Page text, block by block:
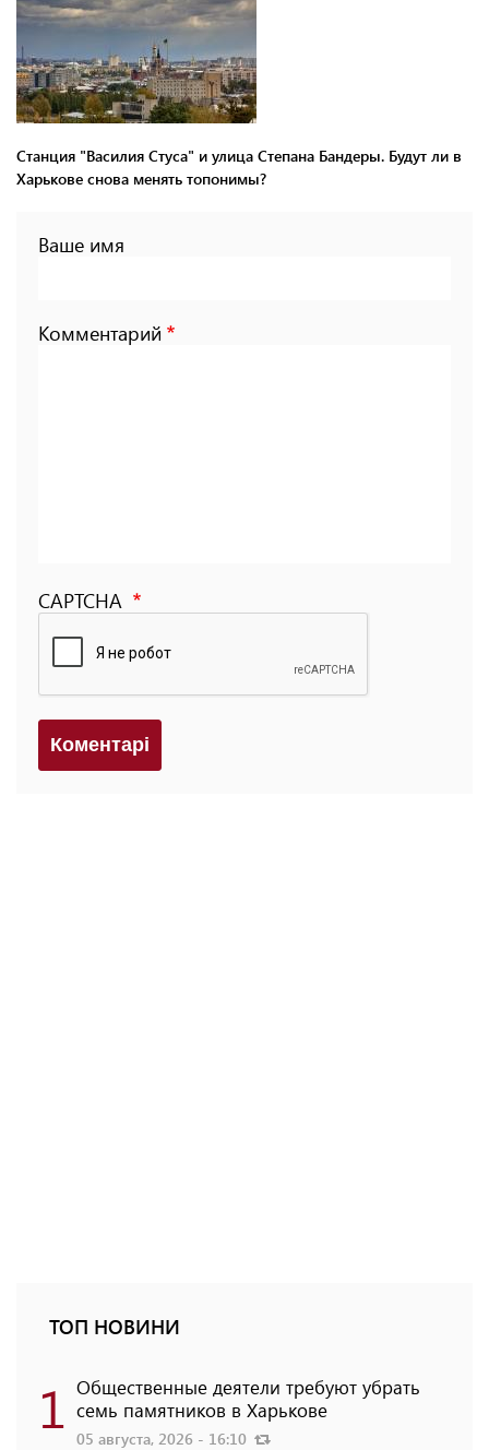
Станция "Василия Стуса" и улица Степана Бандеры. Будут ли в
Харькове снова менять топонимы?
Ваше имя
Комментарий
CAPTCHA
Коментарi
ТОП НОВИНИ
1 Общественные деятели требуют убрать
семь памятников в Харькове
05 августа, 2026 - 16:10